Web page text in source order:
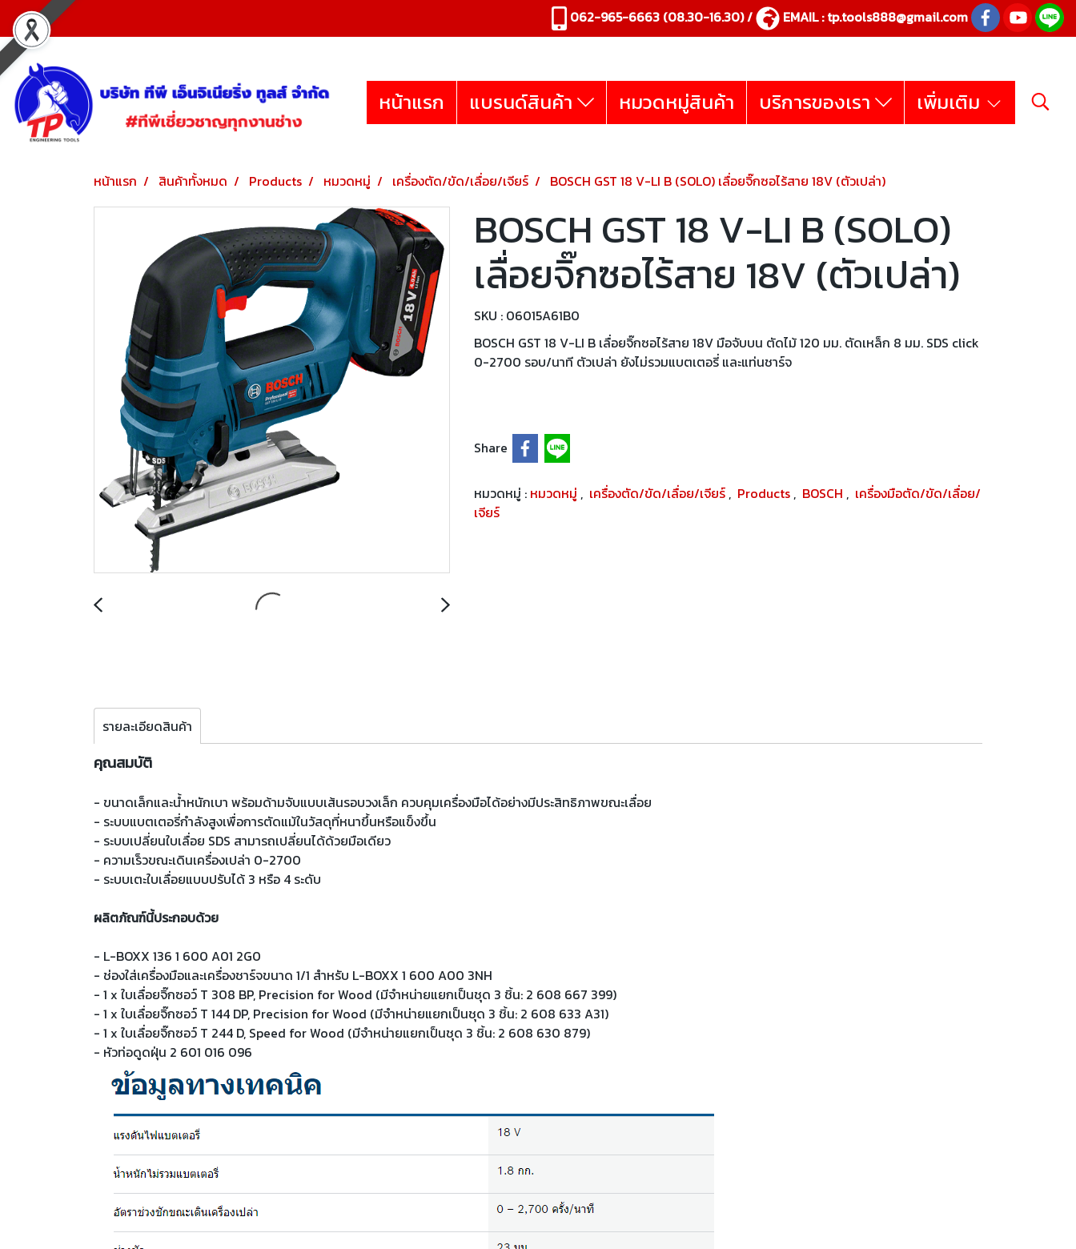
062-965-6663 (08.30-16.30) / EMAIL :tp.tools888@gmail.com
หน้าแรก แบรนด์สินค้า หมวดหมู่สินค้า บริการของเรา เพิ่มเติม
หน้าแรก สินค้าทั้งหมด Products หมวดหมู่ เครื่องตัด/ขัด/เลื่อย/เจียร์ BOSCH GST 18 V-LI B (SOLO) เลื่อยจิ๊กซอไร้สาย 18V (ตัวเปล่า)
BOSCH GST 18 V-LI B (SOLO)
เลื่อยจิ๊กซอไร้สาย 18V (ตัวเปล่า)
SKU : 06015A61B0
BOSCH GST 18 V-LI B เลื่อยจิ๊กซอไร้สาย 18V มือจับบน ตัดไม้ 120 มม. ตัดเหล็ก 8 มม. SDS click
0-2700 รอบ/นาที ตัวเปล่า ยังไม่รวมแบตเตอรี่ และแท่นชาร์จ
Share
หมวดหมู่ : หมวดหมู่ , เครื่องตัด/ขัด/เลื่อย/เจียร์ , Products , BOSCH , เครื่องมือตัด/ขัด/เลื่อย/
เจียร์
รายละเอียดสินค้า
คุณสมบัติ
- ขนาดเล็กและน้ำหนักเบา พร้อมด้ามจับแบบเส้นรอบวงเล็ก ควบคุมเครื่องมือได้อย่างมีประสิทธิภาพขณะเลื่อย
- ระบบแบตเตอรี่กำลังสูงเพื่อการตัดแม้ในวัสดุที่หนาขึ้นหรือแข็งขึ้น
- ระบบเปลี่ยนใบเลื่อย SDS สามารถเปลี่ยนได้ด้วยมือเดียว
- ความเร็วขณะเดินเครื่องเปล่า 0-2700
- ระบบเตะใบเลื่อยแบบปรับได้ 3 หรือ 4 ระดับ
ผลิตภัณฑ์นี้ประกอบด้วย
- L-BOXX 136 1 600 A01 2G0
- ช่องใส่เครื่องมือและเครื่องชาร์จขนาด 1/1 สำหรับ L-BOXX 1 600 A00 3NH
- 1 x ใบเลื่อยจิ๊กซอว์ T 308 BP, Precision for Wood (มีจำหน่ายแยกเป็นชุด 3 ชิ้น: 2 608 667 399)
- 1 x ใบเลื่อยจิ๊กซอว์ T 144 DP, Precision for Wood (มีจำหน่ายแยกเป็นชุด 3 ชิ้น: 2 608 633 A31)
- 1 x ใบเลื่อยจิ๊กซอว์ T 244 D, Speed for Wood (มีจำหน่ายแยกเป็นชุด 3 ชิ้น: 2 608 630 879)
- หัวท่อดูดฝุ่น 2 601 016 096